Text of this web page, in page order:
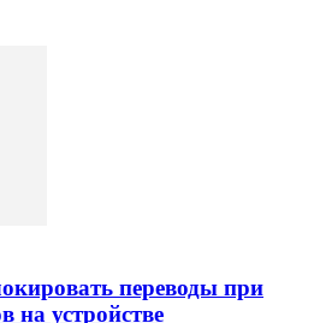
переводы при
на устройстве